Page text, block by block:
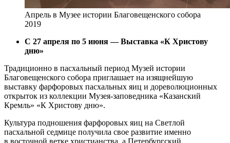
Апрель в Музее истории Благовещенского собора
2019
С 27 апреля по 5 июня — Выставка «К Христову
дню»
Традиционно в пасхальный период Музей истории
Благовещенского собора приглашает на изящнейшую
выставку фарфоровых пасхальных яиц и дореволюционных
открыток из коллекции Музея-заповедника «Казанский
Кремль» «К Христову дню».
Культура подношения фарфоровых яиц на Светлой
пасхальной седмице получила свое развитие именно
в восточной ветке христианства, а Петербургский